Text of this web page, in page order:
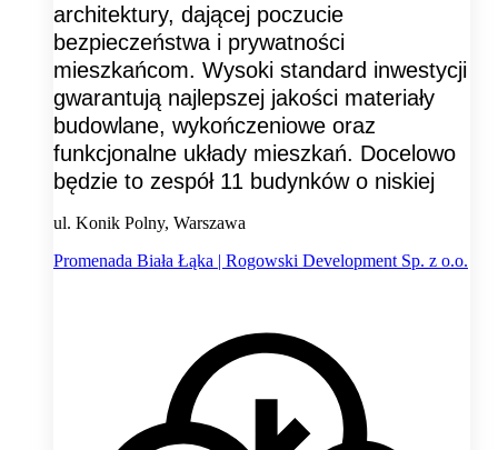
architektury, dającej poczucie
bezpieczeństwa i prywatności
mieszkańcom. Wysoki standard inwestycji
gwarantują najlepszej jakości materiały
budowlane, wykończeniowe oraz
funkcjonalne układy mieszkań. Docelowo
będzie to zespół 11 budynków o niskiej
ul. Konik Polny, Warszawa
Promenada Biała Łąka | Rogowski Development Sp. z o.o.